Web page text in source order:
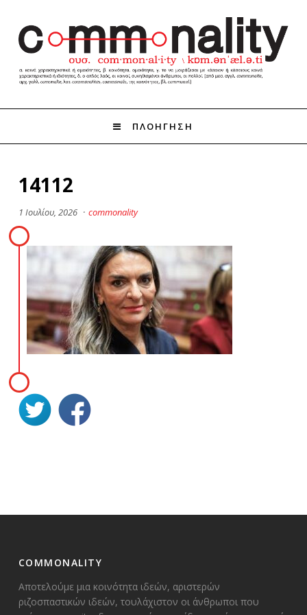
ΠΛΟΗΓΗΣΗ
14112
1 Ιουλίου, 2026 · commonality
COMMONALITY
Αποτελούμε μια κοινότητα ιδεών, αριστερών
ριζοσπαστικών ιδεών, τουλάχιστον οι άνθρωποι που